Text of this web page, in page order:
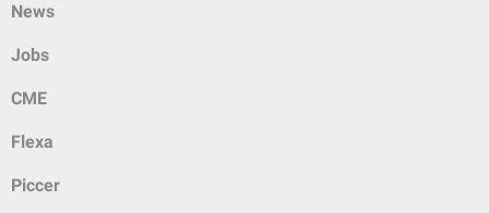
News
Jobs
CME
Flexa
Piccer